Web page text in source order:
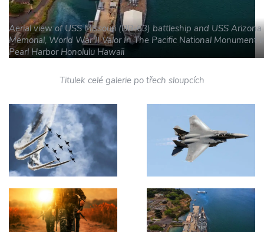
Aerial view of USS Missouri (BB-63) battleship and USS Arizona
Memorial, World War II Valor In The Pacific National Monument
Pearl Harbor Honolulu Hawaii
Titulek celé galerie po třech sloupcích